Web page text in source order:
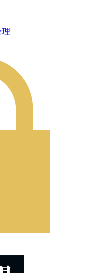
理